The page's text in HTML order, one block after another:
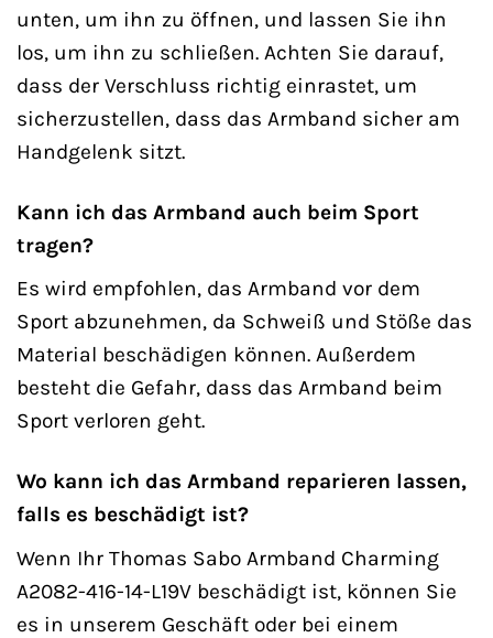
unten, um ihn zu öffnen, und lassen Sie ihn
los, um ihn zu schließen. Achten Sie darauf,
dass der Verschluss richtig einrastet, um
sicherzustellen, dass das Armband sicher am
Handgelenk sitzt.
Kann ich das Armband auch beim Sport
tragen?
Es wird empfohlen, das Armband vor dem
Sport abzunehmen, da Schweiß und Stöße das
Material beschädigen können. Außerdem
besteht die Gefahr, dass das Armband beim
Sport verloren geht.
Wo kann ich das Armband reparieren lassen,
falls es beschädigt ist?
Wenn Ihr Thomas Sabo Armband Charming
A2082-416-14-L19V beschädigt ist, können Sie
es in unserem Geschäft oder bei einem